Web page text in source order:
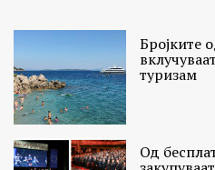
Бројките
туризам
Од